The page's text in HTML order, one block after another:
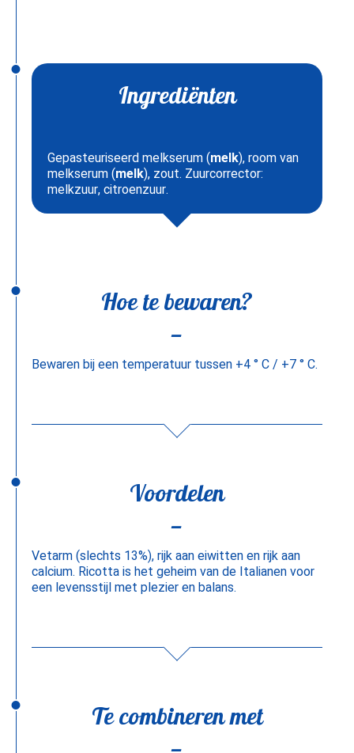
Ingrediënten
Gepasteuriseerd melkserum (melk), room van
melkserum (melk), zout. Zuurcorrector:
melkzuur, citroenzuur.
Hoe te bewaren?
Bewaren bij een temperatuur tussen +4 ° C / +7 ° C.
Voordelen
Vetarm (slechts 13%), rijk aan eiwitten en rijk aan
calcium. Ricotta is het geheim van de Italianen voor
een levensstijl met plezier en balans.
Te combineren met